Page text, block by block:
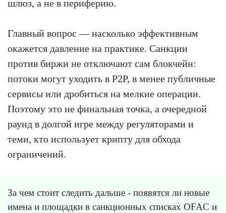
шлюз, а не в периферию.
Главный вопрос — насколько эффективным
окажется давление на практике. Санкции
против биржи не отключают сам блокчейн:
потоки могут уходить в P2P, в менее публичные
сервисы или дробиться на мелкие операции.
Поэтому это не финальная точка, а очередной
раунд в долгой игре между регуляторами и
теми, кто использует крипту для обхода
ограничений.
За чем стоит следить дальше - появятся ли новые
имена и площадки в санкционных списках OFAC и